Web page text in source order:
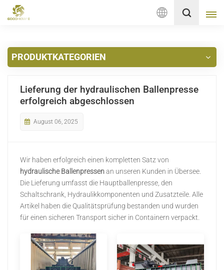
Deutsch
français
Deutsch
español
Nederlands
العربية
Indonesia
PRODUKTKATEGORIEN
Lieferung der hydraulischen Ballenpresse
erfolgreich abgeschlossen
August 06, 2025
Wir haben erfolgreich einen kompletten Satz von
hydraulische Ballenpressenan unseren Kunden in Übersee.
Die Lieferung umfasst die Hauptballenpresse, den
Schaltschrank, Hydraulikkomponenten und Zusatzteile. Alle
Artikel haben die Qualitätsprüfung bestanden und wurden
für einen sicheren Transport sicher in Containern verpackt.